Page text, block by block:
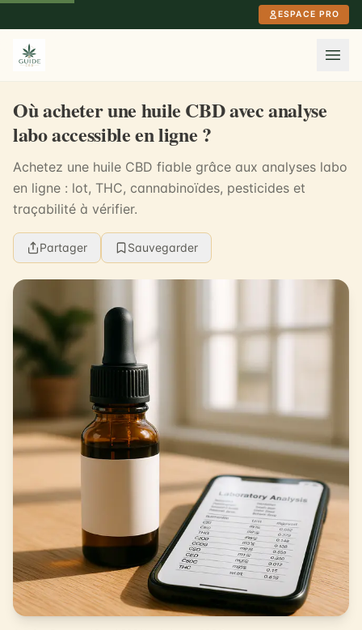
ESPACE PRO
Où acheter une huile CBD avec analyse
labo accessible en ligne ?
Achetez une huile CBD fiable grâce aux analyses labo
en ligne : lot, THC, cannabinoïdes, pesticides et
traçabilité à vérifier.
Partager Sauvegarder